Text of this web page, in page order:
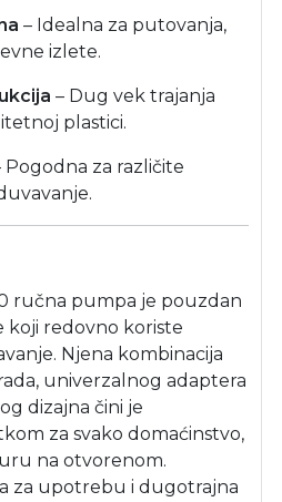
– Idealna za putovanja,
izlete.
– Dug vek trajanja
plastici.
Pogodna za različite
ručna pumpa je pouzdan
koji redovno koriste
Njena kombinacija
univerzalnog adaptera
dizajna čini je
za svako domaćinstvo,
na otvorenom.
za upotrebu i dugotrajna